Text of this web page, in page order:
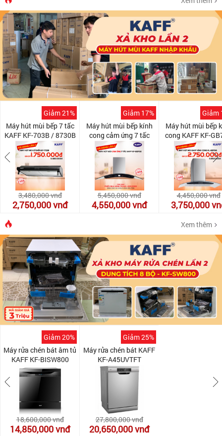
Giảm 21%
Máy hút mùi bếp 7 tấc
KAFF KF-703B / 8730B
3,480,000vnđ
2,750,000vnđ
Giảm 17%
Máy hút mùi bếp kính
cong cảm ứng 7 tấc
KAFF KF-GB702
5,450,000vnđ
4,550,000vnđ
Giảm
Máy hút mùi bếp
cong KAFF KF-
4,450,000vnđ
3,750,000
Xem thêm
Giảm 20%
Máy rửa chén bát âm tủ
KAFF KF-BISW800
18,600,000vnđ
14,850,000vnđ
Giảm 25%
Máy rửa chén bát KAFF
KF-A45UVTFT
27,800,000vnđ
20,650,000vnđ